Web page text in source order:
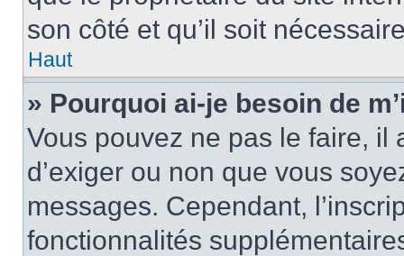
son côté et qu’il soit
Haut
» Pourquoi ai-je besoin de
Vous pouvez ne pas le faire, il
d’exiger ou non que vous
messages. Cependant,
fonctionnalités